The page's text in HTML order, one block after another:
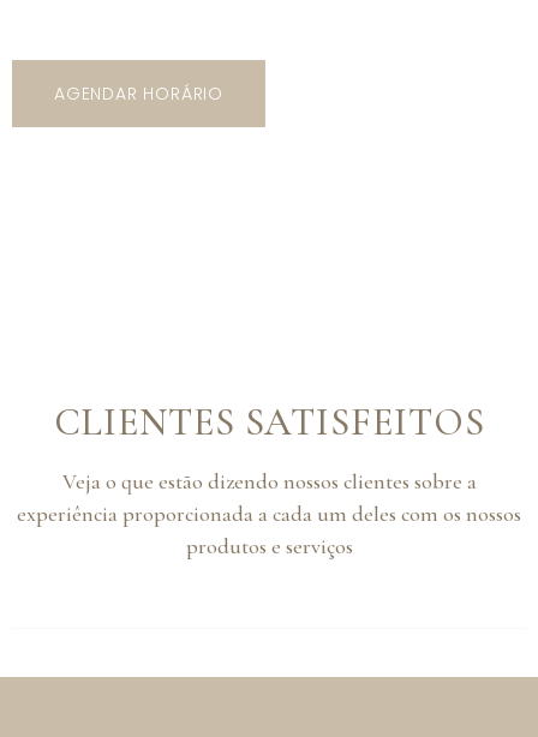
AGENDAR HORÁRIO
CLIENTES SATISFEITOS
Veja o que estão dizendo nossos clientes sobre a
experiência proporcionada a cada um deles com os nossos
produtos e serviços